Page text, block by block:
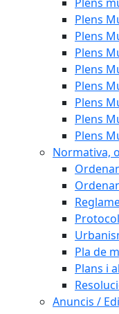
Plens
Plens
Plens
Plens
Plens
Plens
Plens
Plens
Normativa,
Pla de
Plans i
Anuncis /